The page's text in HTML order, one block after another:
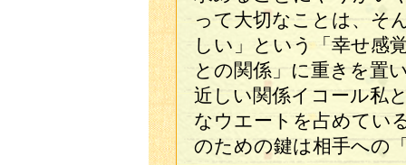
って大切なことは、そ
しい」という「幸せ感
との関係」に重きを置
近しい関係イコール私
なウエートを占めてい
のための鍵は相手への